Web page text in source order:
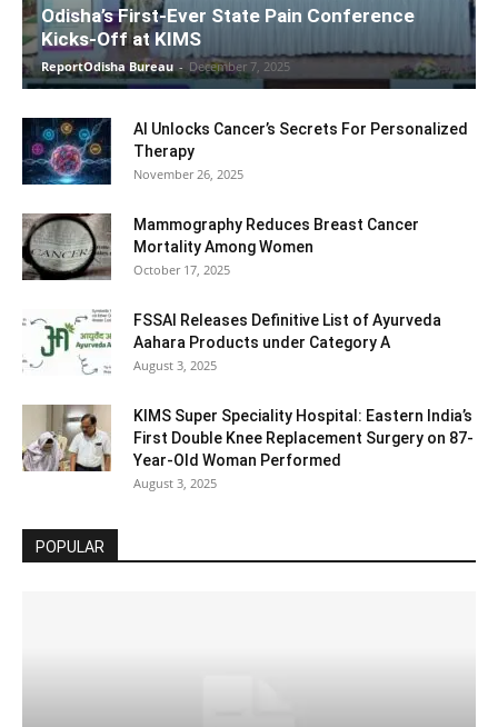
Odisha’s First-Ever State Pain Conference
Kicks-Off at KIMS
ReportOdisha Bureau - December 7, 2025
AI Unlocks Cancer’s Secrets For Personalized
Therapy
November 26, 2025
Mammography Reduces Breast Cancer
Mortality Among Women
October 17, 2025
FSSAI Releases Definitive List of Ayurveda
Aahara Products under Category A
August 3, 2025
KIMS Super Speciality Hospital: Eastern India’s
First Double Knee Replacement Surgery on 87-
Year-Old Woman Performed
August 3, 2025
POPULAR